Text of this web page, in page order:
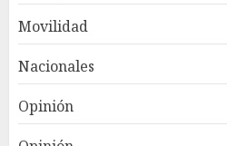
Movilidad
Nacionales
Opinión